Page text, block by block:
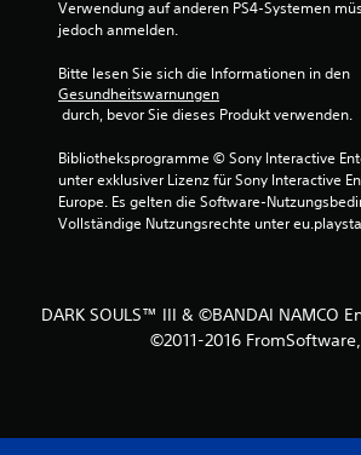
Verwendung auf anderen PS4-Systemen
jedoch anmelden.
Bitte lesen Sie sich die Informationen in den
Gesundheitswarnungen
durch, bevor Sie dieses Produkt verwenden.
Bibliotheksprogramme © Sony Interactive
unter exklusiver Lizenz für Sony Interactive
Europe. Es gelten die Software-
Vollständige Nutzungsrechte unter
DARK SOULS™ III & ©BANDAI NAMCO
©2011-2016